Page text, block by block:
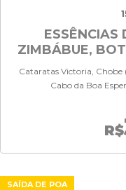
ESSÊNCIAS
ZIMBÁBUE,
Cataratas Victoria, Chobe
Cabo da Boa
R$
SAÍDA DE POA